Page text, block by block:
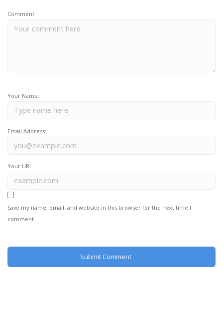
Comment:
Your Name:
Email Address:
Your URL:
Save my name, email, and website in this browser for the next time I
comment.